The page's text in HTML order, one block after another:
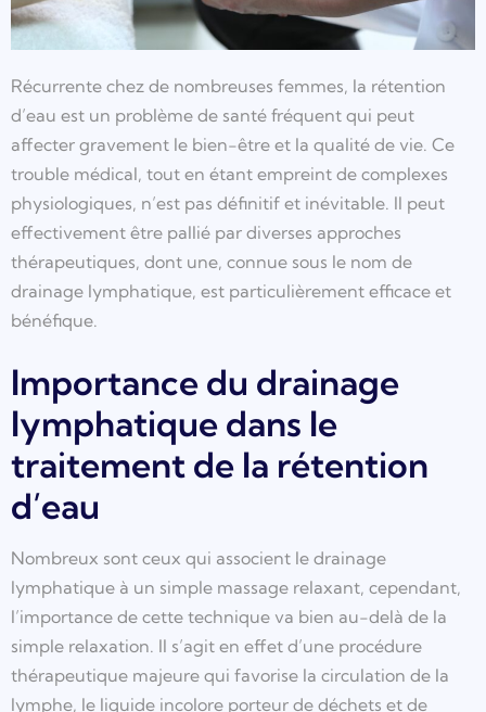
Récurrente chez de nombreuses femmes, la rétention
d’eau est un problème de santé fréquent qui peut
affecter gravement le bien-être et la qualité de vie. Ce
trouble médical, tout en étant empreint de complexes
physiologiques, n’est pas définitif et inévitable. Il peut
effectivement être pallié par diverses approches
thérapeutiques, dont une, connue sous le nom de
drainage lymphatique, est particulièrement efficace et
bénéfique.
Importance du drainage
lymphatique dans le
traitement de la rétention
d’eau
Nombreux sont ceux qui associent le drainage
lymphatique à un simple massage relaxant, cependant,
l’importance de cette technique va bien au-delà de la
simple relaxation. Il s’agit en effet d’une procédure
thérapeutique majeure qui favorise la circulation de la
lymphe, le liquide incolore porteur de déchets et de